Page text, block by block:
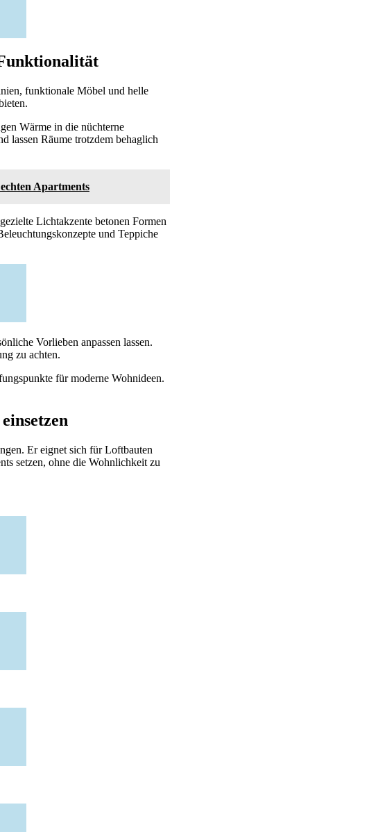
funktionale Möbel und helle
Wärme in die nüchterne
lassen Räume trotzdem behaglich
Apartments
Lichtakzente betonen Formen
und Teppiche
Vorlieben anpassen lassen.
zu achten.
für moderne Wohnideen.
Er eignet sich für Loftbauten
setzen, ohne die Wohnlichkeit zu